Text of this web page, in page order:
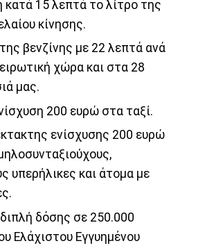
κατά 15 λεπτά το λίτρο της
κίνησης.
βενζίνης με 22 λεπτά ανά
χώρα και στα 28
μας.
200 ευρώ στα ταξί.
ενίσχυσης 200 ευρώ
υπερήλικες και άτομα με
δόσης σε 250.000
Ελάχιστου Εγγυημένου